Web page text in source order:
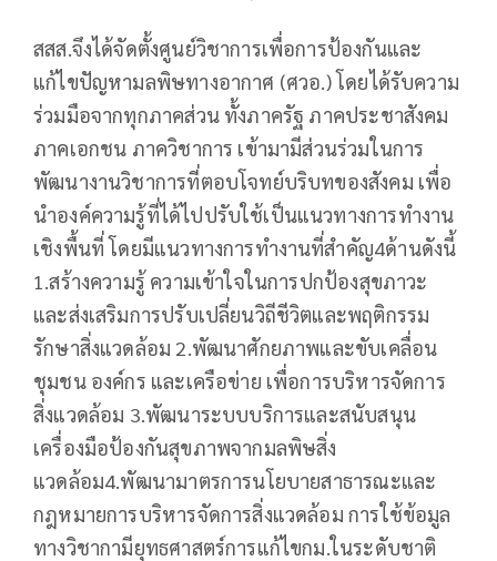
สสส.จึงได้จัดตั้งศูนย์วิชาการเพื่อการป้องกันและ
แก้ไขปัญหามลพิษทางอากาศ (ศวอ.) โดยได้รับความ
ร่วมมือจากทุกภาคส่วน ทั้งภาครัฐ ภาคประชาสังคม
ภาคเอกชน ภาควิชาการ เข้ามามีส่วนร่วมในการ
พัฒนางานวิชาการที่ตอบโจทย์บริบทของสังคม เพื่อ
นำองค์ความรู้ที่ได้ไปปรับใช้เป็นแนวทางการทำงาน
เชิงพื้นที่ โดยมีแนวทางการทำงานที่สำคัญ4ด้านดังนี้
1.สร้างความรู้ ความเข้าใจในการปกป้องสุขภาวะ
และส่งเสริมการปรับเปลี่ยนวิถีชีวิตและพฤติกรรม
รักษาสิ่งแวดล้อม 2.พัฒนาศักยภาพและขับเคลื่อน
ชุมชน องค์กร และเครือข่าย เพื่อการบริหารจัดการ
สิ่งแวดล้อม 3.พัฒนาระบบบริการและสนับสนุน
เครื่องมือป้องกันสุขภาพจากมลพิษสิ่ง
แวดล้อม4.พัฒนามาตรการนโยบายสาธารณะและ
กฎหมายการบริหารจัดการสิ่งแวดล้อม การใช้ข้อมูล
ทางวิชากามียุทธศาสตร์การแก้ไขกม.ในระดับชาติ